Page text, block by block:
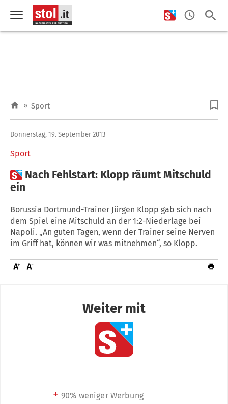
» Sport
Sport
Donnerstag, 19. September 2013
 Nach Fehlstart: Klopp räumt Mitschuld
ein
Borussia Dortmund-Trainer Jürgen Klopp gab sich nach
dem Spiel eine Mitschuld an der 1:2-Niederlage bei
Napoli. „An guten Tagen, wenn der Trainer seine Nerven
im Griff hat, können wir was mitnehmen“, so Klopp.